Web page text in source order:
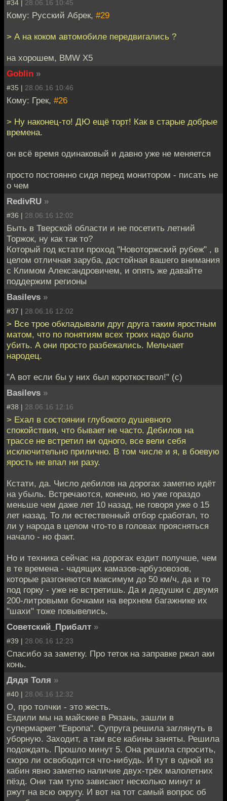
#34 | 28.06.16 10:45
Кому: Русский Абрек, #29
> А на коком автомобиле передвигались ?
на хорошем, BMW X5
Goblin »
#35 | 28.06.16 10:46
Кому: Грек, #26
> Ну наконец-то! ДЮ ещё торт! Как в старые добрые
времена.
он всё время одинаковый и давно уже не меняется
просто постоянно сидя перед монитором - писать не
о чем
RedivRU »
#36 | 28.06.16 12:02
Быть в Тверской области и не посетить летний
Торжок, ну как так то?
Который год кстати проход "Новоторжский рубеж" , в
целом отличная заруба, достойная вашего внимания
с Климом Александровичем, и опять же давайте
поддержим регионы
Basilevs »
#37 | 28.06.16 12:02
> Все трое обкладывали друг друга таким яростным
матом, что по понятиям всех троих надо было
убить. А они просто разбежались. Мельчает
народец.
"А вот если бы у них был короткоствол!" (с)
Basilevs »
#38 | 28.06.16 12:16
> Ехал в состоянии глубокого душевного
спокойствия, что бывает не часто. Дебилов на
трассе не встретил ни одного, все вели себя
исключительно прилично. В том числе и я, в боевую
ярость не впал ни разу.
Кстати, да. Число дебилов на дорогах заметно идёт
на убыль. Встречаются, конечно, но уже гораздо
меньше чем даже лет 10 назад, не говоря уже о 15
лет назад. То ли естественный отбор сработал, то
ли у народа в целом что-то в головах проясняться
начало - но факт.
Но и техника сейчас на дорогах ездит получше, чем
в те времена - чадящих камазов-арбузовозов,
которые разгоняются максимум до 50 км/ч, да и то
под горку - уже не встретишь. Да и дедушки с двумя
200-литровыми бочками на верхнем багажнике их
"шахи" тоже повывелись.
Советский_Прибалт »
#39 | 28.06.16 12:23
Спасибо за заметку. Про теток на заправке ржал аки
конь.
Дядя Толя »
#40 | 28.06.16 12:32
О, про толчки - это жесть.
Ездили мы на майские в Рязань, зашли в
супермаркет "Европа". Супруга решила заглянуть в
уборную. Заходит, а там все кабины заняты. Решила
подождать. Прошло минут 5. Она решила спросить,
скоро ли освободится что-нибудь. И тут в одной из
кабин явно заметно наличие двух-трёх малолетних
пёзд. Они там тупо зависают несколько минут и
ржут на всю округу. И вот на тот самый вопрос об